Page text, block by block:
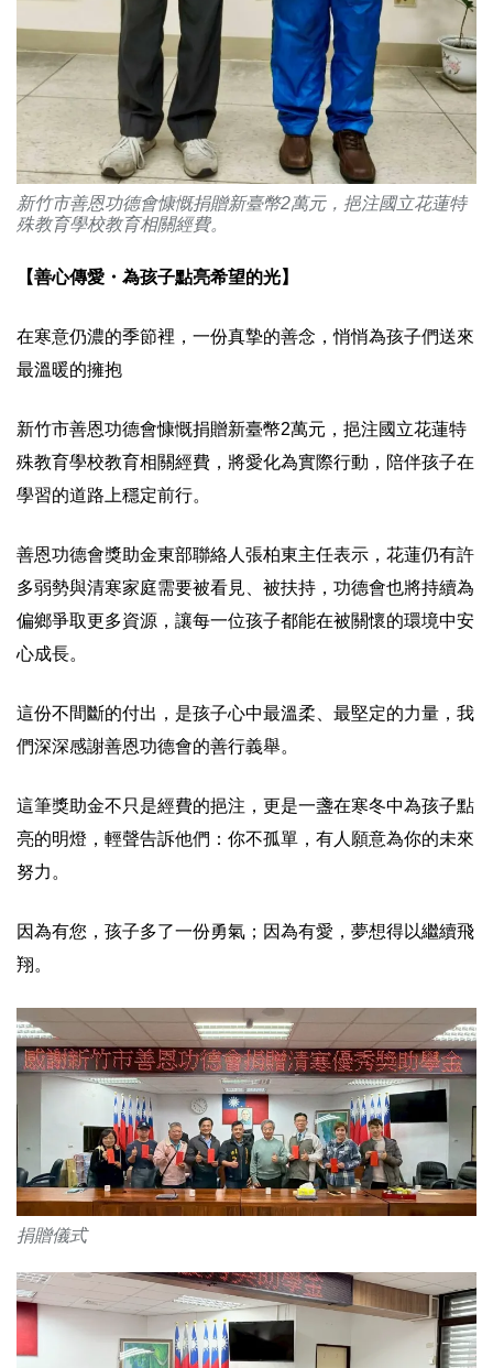
新竹市善恩功德會慷慨捐贈新臺幣2萬元，挹注國立花蓮特
殊教育學校教育相關經費。
【善心傳愛・為孩子點亮希望的光】
在寒意仍濃的季節裡，一份真摯的善念，悄悄為孩子們送來
最溫暖的擁抱
新竹市善恩功德會慷慨捐贈新臺幣2萬元，挹注國立花蓮特
殊教育學校教育相關經費，將愛化為實際行動，陪伴孩子在
學習的道路上穩定前行。
善恩功德會獎助金東部聯絡人張柏東主任表示，花蓮仍有許
多弱勢與清寒家庭需要被看見、被扶持，功德會也將持續為
偏鄉爭取更多資源，讓每一位孩子都能在被關懷的環境中安
心成長。
這份不間斷的付出，是孩子心中最溫柔、最堅定的力量，我
們深深感謝善恩功德會的善行義舉。
這筆獎助金不只是經費的挹注，更是一盞在寒冬中為孩子點
亮的明燈，輕聲告訴他們：你不孤單，有人願意為你的未來
努力。
因為有您，孩子多了一份勇氣；因為有愛，夢想得以繼續飛
翔。
捐贈儀式